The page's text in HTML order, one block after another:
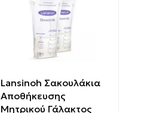
Lansinoh Σακουλάκια
Αποθήκευσης
Μητρικού Γάλακτος